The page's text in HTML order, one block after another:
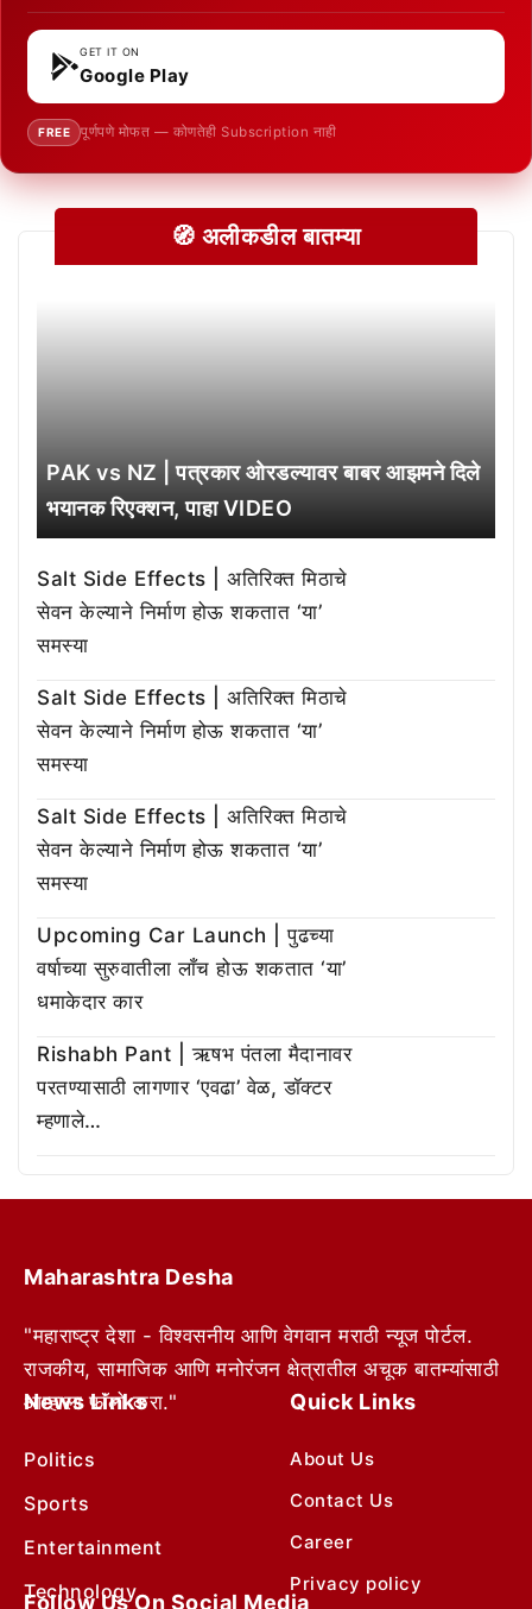
GET IT ON
Google Play
FREE पूर्णपणे मोफत — कोणतेही Subscription नाही
🧭 अलीकडील बातम्या
PAK vs NZ | पत्रकार ओरडल्यावर बाबर आझमने दिले
भयानक रिएक्शन, पाहा VIDEO
Salt Side Effects | अतिरिक्त मिठाचे
सेवन केल्याने निर्माण होऊ शकतात ‘या’
समस्या
Salt Side Effects | अतिरिक्त मिठाचे
सेवन केल्याने निर्माण होऊ शकतात ‘या’
समस्या
Salt Side Effects | अतिरिक्त मिठाचे
सेवन केल्याने निर्माण होऊ शकतात ‘या’
समस्या
Upcoming Car Launch | पुढच्या
वर्षाच्या सुरुवातीला लाँच होऊ शकतात ‘या’
धमाकेदार कार
Rishabh Pant | ऋषभ पंतला मैदानावर
परतण्यासाठी लागणार ‘एवढा’ वेळ, डॉक्टर
म्हणाले…
Maharashtra Desha
"महाराष्ट्र देशा - विश्वसनीय आणि वेगवान मराठी न्यूज पोर्टल.
राजकीय, सामाजिक आणि मनोरंजन क्षेत्रातील अचूक बातम्यांसाठी
आम्हाला फॉलो करा."
News Links
Politics
Sports
Entertainment
Technology
Quick Links
About Us
Contact Us
Career
Privacy policy
Follow Us On Social Media